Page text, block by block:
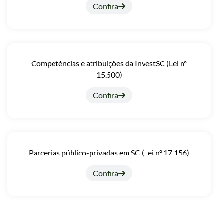
Confira
Competências e atribuições da InvestSC (Lei nº
15.500)
Confira
Parcerias público-privadas em SC (Lei nº 17.156)
Confira